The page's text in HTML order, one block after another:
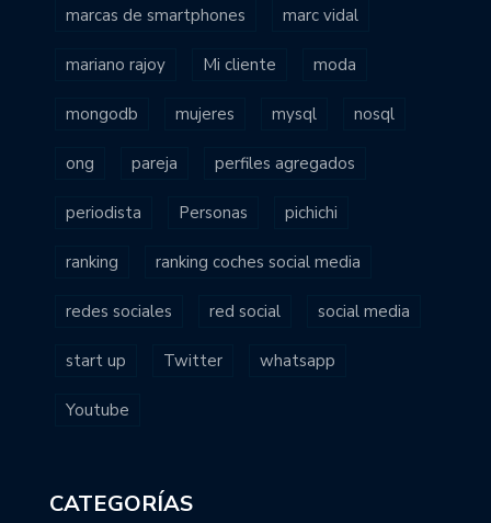
marcas de smartphones marc vidal
mariano rajoy Mi cliente moda
mongodb mujeres mysql nosql
ong pareja perfiles agregados
periodista Personas pichichi
ranking ranking coches social media
redes sociales red social social media
start up Twitter whatsapp
Youtube
CATEGORÍAS